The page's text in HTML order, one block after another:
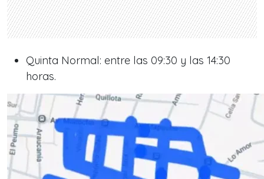
Quinta Normal: entre las 09:30 y las 14:30
horas.